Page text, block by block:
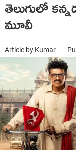
తెలుగులో
మూవీ
Article by Kumar